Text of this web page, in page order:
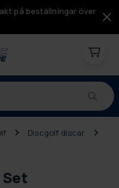
på beställningar över
Discgolf discar